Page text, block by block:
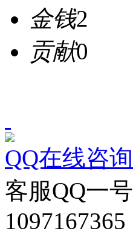
金钱2
贡献0
QQ在线咨询
客服QQ一号
1097167365